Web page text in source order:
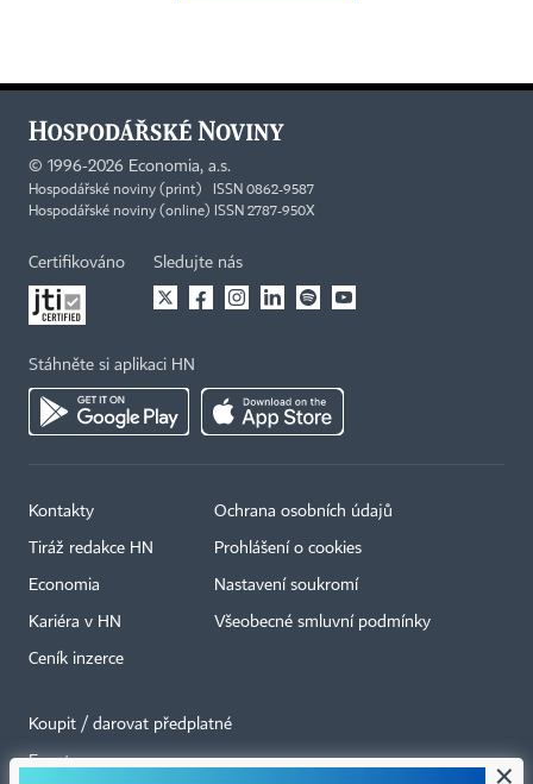
© 1996-2026 Economia, a.s.
Hospodářské noviny (print) ISSN 0862-9587
Hospodářské noviny (online) ISSN 2787-950X
Certifikováno Sledujte nás
Stáhněte si aplikaci HN
Kontakty
Tiráž redakce HN
Economia
Kariéra v HN
Ceník inzerce
Ochrana osobních údajů
Prohlášení o cookies
Nastavení soukromí
Všeobecné smluvní podmínky
Koupit / darovat předplatné
Eventy ×